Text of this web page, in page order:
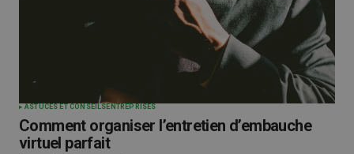
ASTUCES ET CONSEILS ENTREPRISES
Comment organiser l’entretien d’embauche
virtuel parfait